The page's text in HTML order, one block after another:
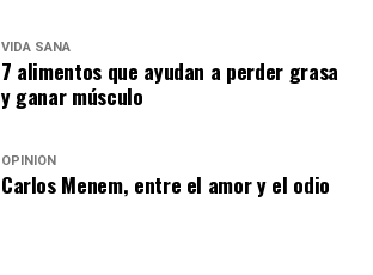
VIDA SANA
7 alimentos que ayudan a perder grasa
y ganar músculo
OPINIÓN
Carlos Menem, entre el amor y el odio